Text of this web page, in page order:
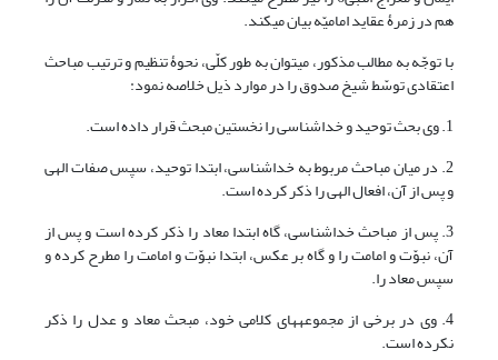
هم در زمرۀ عقاید امامیّه بیان می‏کند.
با توجّه به مطالب مذکور، می‏توان به طور کلّی، نحوۀ تنظیم و ترتیب مباحث
اعتقادی توسّط شیخ صدوق را در موارد ذیل خلاصه نمود:
1. وی بحث توحید و خداشناسی را نخستین مبحث قرار داده است.
2. در میان مباحث مربوط به خداشناسی، ابتدا توحید، سپس صفات الهی
و پس از آن، افعال الهی را ذکر کرده است.
3. پس از مباحث خداشناسی، گاه ابتدا معاد را ذکر کرده است و پس از
آن، نبوّت و امامت را و گاه بر عکس، ابتدا نبوّت و امامت را مطرح کرده و
سپس معاد را.
4. وی در برخی از مجموعه‎های کلامی خود، مبحث معاد و عدل را ذکر
نکرده است.